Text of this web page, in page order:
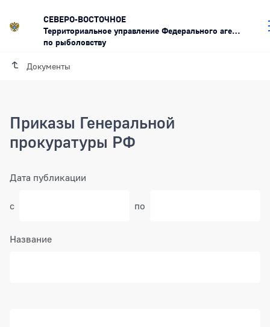
СЕВЕРО-ВОСТОЧНОЕ
Территориальное управление Федерального агентства
по рыболовству
Документы
Приказы Генеральной
прокуратуры РФ
Дата публикации
с по
Название